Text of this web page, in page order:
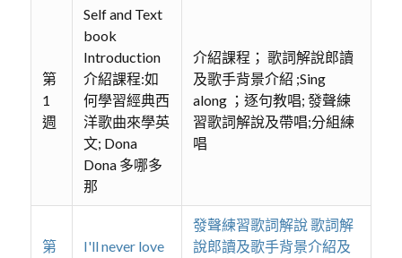
第
1
週
Self and Text
book
Introduction
介紹課程:如
何學習經典西
洋歌曲來學英
文; Dona
Dona 多哪多
那
介紹課程； 歌詞解說郎讀
及歌手背景介紹 ;Sing
along ；逐句教唱; 發聲練
習歌詞解說及帶唱;分組練
唱
第
I'll never love
發聲練習歌詞解說 歌詞解
說郎讀及歌手背景介紹及